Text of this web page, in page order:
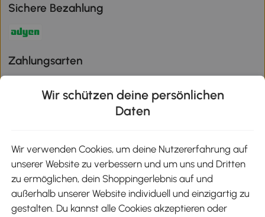
Sichere Bezahlung
Zahlungsarten
Aosom-App
Google Play
Wir schützen deine persönlichen
Daten
Wir verwenden Cookies, um deine Nutzererfahrung auf
unserer Website zu verbessern und um uns und Dritten
zu ermöglichen, dein Shoppingerlebnis auf und
außerhalb unserer Website individuell und einzigartig zu
gestalten. Du kannst alle Cookies akzeptieren oder